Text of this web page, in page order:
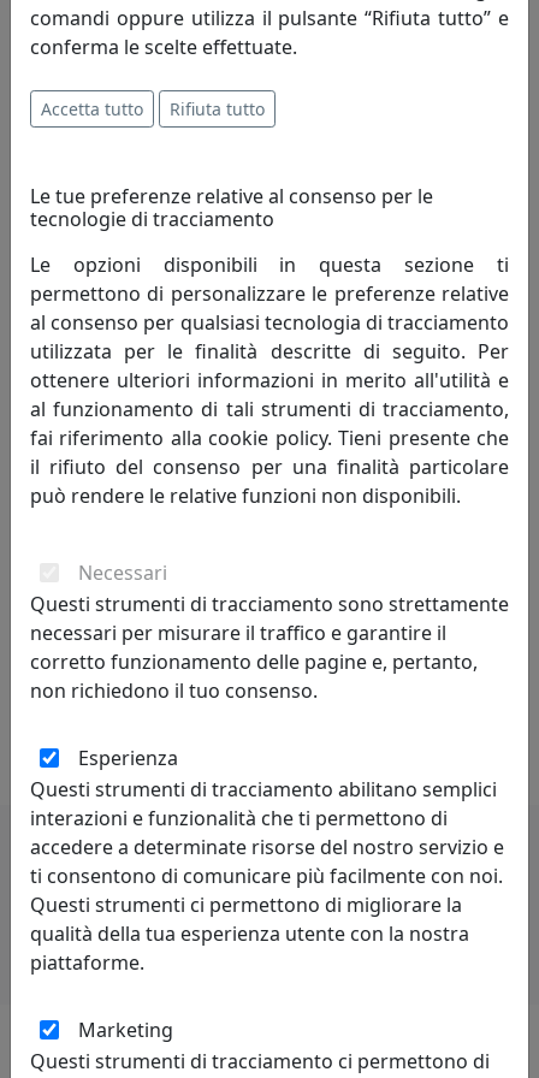
un’azienda giovane, nata nel 1996 ma che
vanta oltre 30 anni di esperienza nel
esperienze. L’Azienda è guidata dal giovane titolare
Giovanni Biscottini artefice del successo del proprio
Il marchio Biscottini è molto diffuso in Italia in quanto
commercializzato tramite vari canali di vendita, che ne
permettono una capillare ed importante presenza sul
mercato.
Per ottimizzare al meglio la propria attività Biscottini
International Art Trading conta su uno staff di validi ed
esperti collaboratori, sempre pronti ed attenti a
soddisfare le esigenze della Clientela.
Con il passare del tempo, oltre alla
capolavori, in centri artigianali che rendono la
creazione dei mobili un pregio ed un apprezzamento da
parte del pubblico. Grazie all’intraprendenza del suo
titolare, alla competenza del suo staff interno ed
esterno, BISCOTTINI INTERNATIONAL ART TRADING
mondo.
Potrebbero interessarti
comandi oppure utilizza il pulsante “Rifiuta tutto” e
conferma le scelte effettuate.
Accetta tutto Rifiuta tutto
Le tue preferenze relative al consenso per le
tecnologie di tracciamento
Le opzioni disponibili in questa sezione ti
permettono di personalizzare le preferenze relative
al consenso per qualsiasi tecnologia di tracciamento
utilizzata per le finalità descritte di seguito. Per
ottenere ulteriori informazioni in merito all'utilità e
al funzionamento di tali strumenti di tracciamento,
fai riferimento alla cookie policy. Tieni presente che
il rifiuto del consenso per una finalità particolare
può rendere le relative funzioni non disponibili.
Necessari
Questi strumenti di tracciamento sono strettamente
necessari per misurare il traffico e garantire il
corretto funzionamento delle pagine e, pertanto,
non richiedono il tuo consenso.
Esperienza
Questi strumenti di tracciamento abilitano semplici
interazioni e funzionalità che ti permettono di
accedere a determinate risorse del nostro servizio e
ti consentono di comunicare più facilmente con noi.
Questi strumenti ci permettono di migliorare la
qualità della tua esperienza utente con la nostra
piattaforme.
Marketing
Questi strumenti di tracciamento ci permettono di